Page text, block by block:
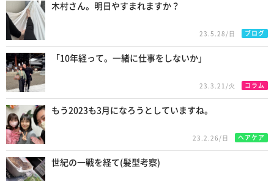
木村さん。明日やすまれますか？
23.5.28/日 ブログ
「10年経って。一緒に仕事をしないか」
23.3.21/火 コラム
もう2023も3月になろうとしていますね。
23.2.26/日 ヘアケア
世紀の一戦を経て(髪型考察)